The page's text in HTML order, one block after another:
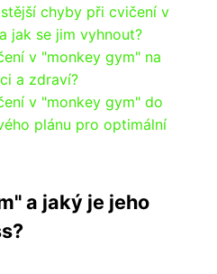
chyby při cvičení v
jak se jim vyhnout?
v "monkey gym" na
a zdraví?
v "monkey gym" do
plánu pro optimální
a jaký je jeho